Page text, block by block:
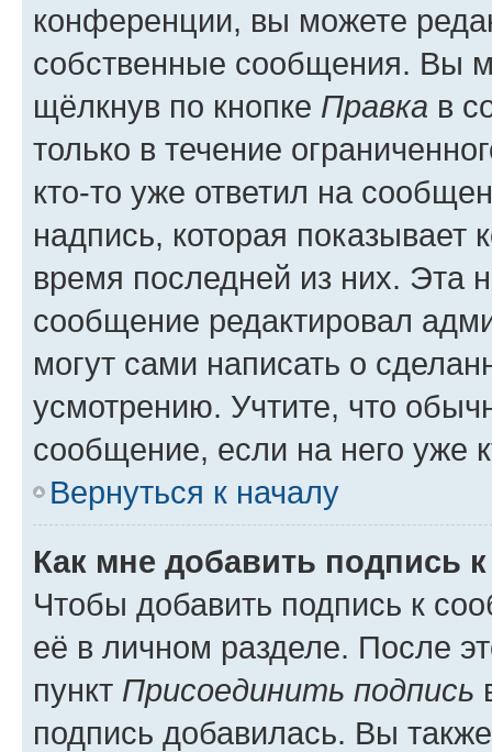
конференции, вы можете
собственные сообщения. Вы
щёлкнув по кнопке Правка в
только в течение
кто-то уже ответил на
надпись, которая показывает
время последней из них. Эта
сообщение редактировал
могут сами написать о
усмотрению. Учтите, что
сообщение, если на него уже
Вернуться к началу
Как мне добавить подпись
Чтобы добавить подпись к
её в личном разделе. После
пункт Присоединить подпись
подпись добавилась. Вы